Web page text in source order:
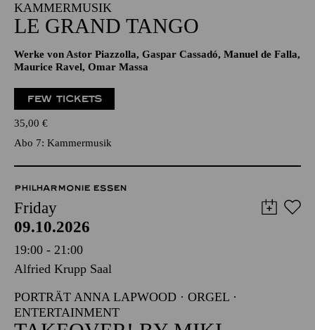
KAMMERMUSIK
LE GRAND TANGO
Werke von Astor Piazzolla, Gaspar Cassadó, Manuel de Falla,
Maurice Ravel, Omar Massa
FEW TICKETS
35,00 €
Abo 7: Kammermusik
PHILHARMONIE ESSEN
Friday
09.10.2026
19:00 - 21:00
Alfried Krupp Saal
PORTRÄT ANNA LAPWOOD · ORGEL ·
ENTERTAINMENT